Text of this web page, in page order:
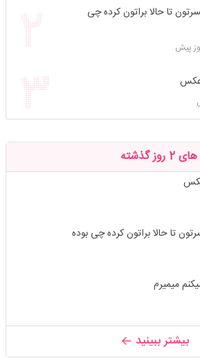
تا حالا براتون کرده چی
عکس
گذشته
تا حالا براتون کرده چی بوده
میمیرم
بیشتر ببینید